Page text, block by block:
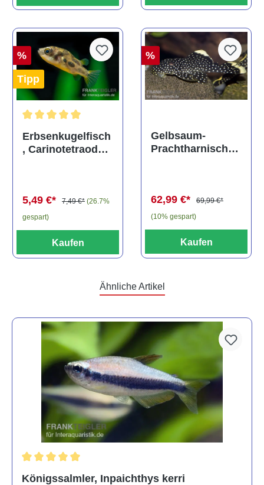
%
Tipp
Durchschnittliche Bewertung von 5 von 5 Sternen
Erbsenkugelfisch
, Carinotetraodon
5,49 €* 7,49 €* (26.7%
gespart)
Kaufen
%
Gelbsaum-
Prachtharnischw
62,99 €*
69,99 €*
(10% gespart)
Kaufen
Ähnliche Artikel
Königssalmler, Inpaichthys kerri